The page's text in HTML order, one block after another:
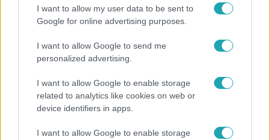
I want to allow my user data to be sent to
Google for online advertising purposes.
I want to allow Google to send me
personalized advertising.
I want to allow Google to enable storage
related to analytics like cookies on web or
device identifiers in apps.
I want to allow Google to enable storage
Öt gyereket neveltek fel közösen – szinte sosem
mutatja meg férjét Ungár Anikó